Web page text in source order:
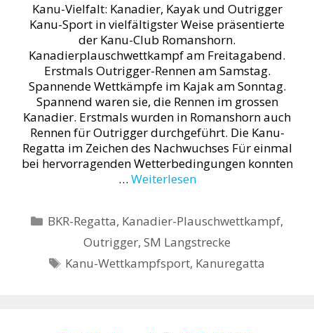
Kanu-Vielfalt: Kanadier, Kayak und Outrigger
Kanu-Sport in vielfältigster Weise präsentierte
der Kanu-Club Romanshorn.
Kanadierplauschwettkampf am Freitagabend.
Erstmals Outrigger-Rennen am Samstag.
Spannende Wettkämpfe im Kajak am Sonntag.
Spannend waren sie, die Rennen im grossen
Kanadier. Erstmals wurden in Romanshorn auch
Rennen für Outrigger durchgeführt. Die Kanu-
Regatta im Zeichen des Nachwuchses Für einmal
bei hervorragenden Wetterbedingungen konnten
… Weiterlesen
Kategorien
BKR-Regatta, Kanadier-Plauschwettkampf,
Outrigger, SM Langstrecke
Schlagwörter
Kanu-Wettkampfsport, Kanuregatta